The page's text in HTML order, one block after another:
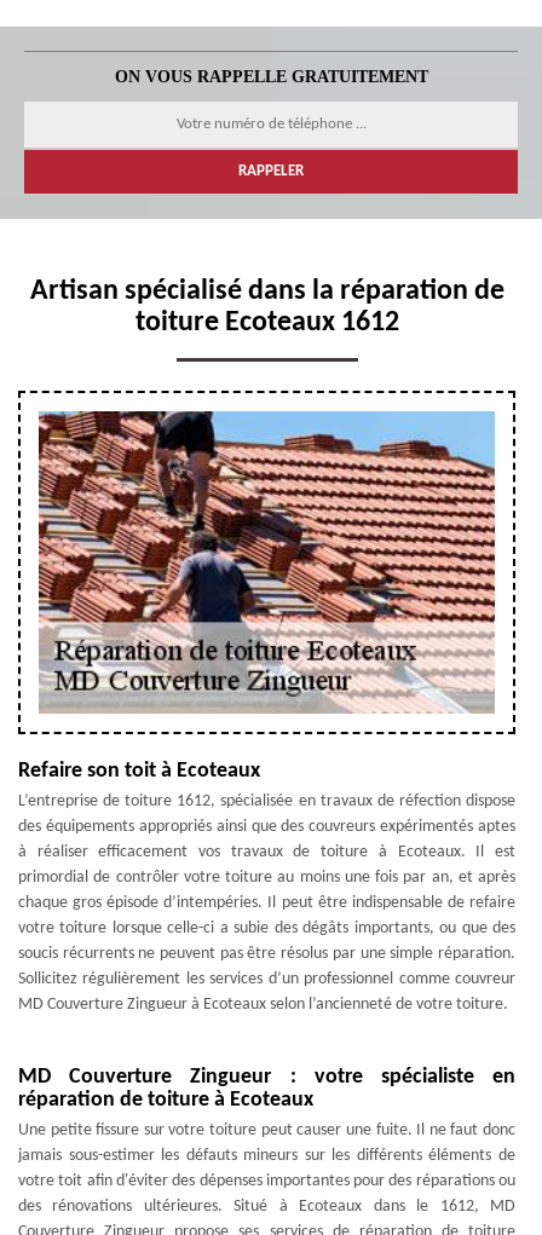
ON VOUS RAPPELLE GRATUITEMENT
Artisan spécialisé dans la réparation de
toiture Ecoteaux 1612
Refaire son toit à Ecoteaux
L’entreprise de toiture 1612, spécialisée en travaux de réfection dispose
des équipements appropriés ainsi que des couvreurs expérimentés aptes
à réaliser efficacement vos travaux de toiture à Ecoteaux. Il est
primordial de contrôler votre toiture au moins une fois par an, et après
chaque gros épisode d’intempéries. Il peut être indispensable de refaire
votre toiture lorsque celle-ci a subie des dégâts importants, ou que des
soucis récurrents ne peuvent pas être résolus par une simple réparation.
Sollicitez régulièrement les services d’un professionnel comme couvreur
MD Couverture Zingueur à Ecoteaux selon l’ancienneté de votre toiture.
MD Couverture Zingueur : votre spécialiste en
réparation de toiture à Ecoteaux
Une petite fissure sur votre toiture peut causer une fuite. Il ne faut donc
jamais sous-estimer les défauts mineurs sur les différents éléments de
votre toit afin d'éviter des dépenses importantes pour des réparations ou
des rénovations ultérieures. Situé à Ecoteaux dans le 1612, MD